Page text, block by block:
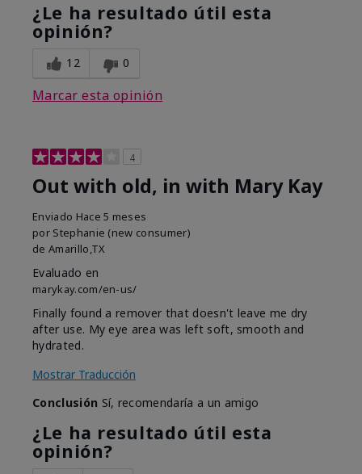
¿Le ha resultado útil esta
opinión?
12 0
Marcar esta opinión
4
Out with old, in with Mary Kay
Enviado Hace 5 meses
por Stephanie (new consumer)
de Amarillo,TX
Evaluado en
marykay.com/en-us/
Finally found a remover that doesn't leave me dry
after use. My eye area was left soft, smooth and
hydrated.
Mostrar Traducción
Conclusión Sí, recomendaría a un amigo
¿Le ha resultado útil esta
opinión?